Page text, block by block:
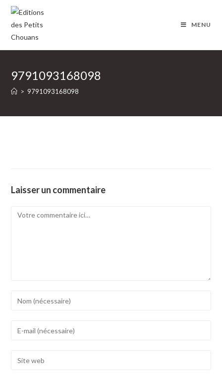
Skip
MENU
9791093168098
> 9791093168098
Laisser un commentaire
Comment
to
address